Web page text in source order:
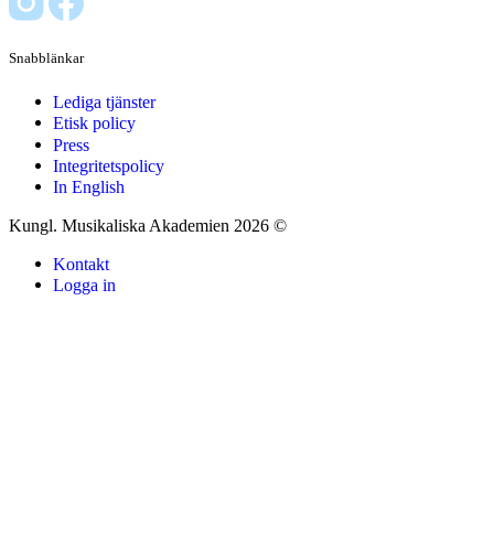
Snabblänkar
Lediga tjänster
Etisk policy
Press
Integritetspolicy
In English
Kungl. Musikaliska Akademien 2026 ©
Kontakt
Logga in